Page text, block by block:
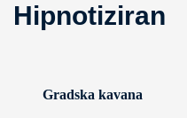
Hipnotiziran
Gradska kavana